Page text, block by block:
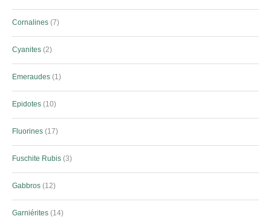
Cornalines 7
Cyanites 2
Emeraudes 1
Epidotes 10
Fluorines 17
Fuschite Rubis 3
Gabbros 12
Garniérites 14